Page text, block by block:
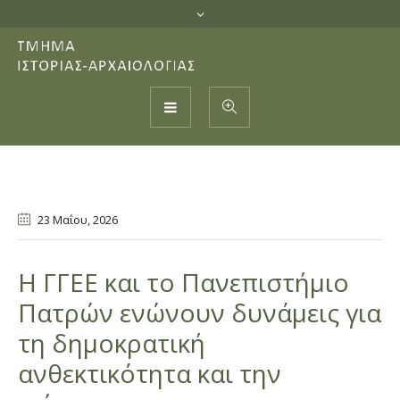
23 Μαΐου, 2026
Η ΓΓΕΕ και το Πανεπιστήμιο
Πατρών ενώνουν δυνάμεις για
τη δημοκρατική
ανθεκτικότητα και την